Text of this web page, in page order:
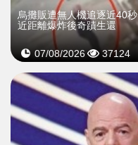
烏攤販遭無人機追逐近40秒
近距離爆炸後奇蹟生還
07/08/2026 37124